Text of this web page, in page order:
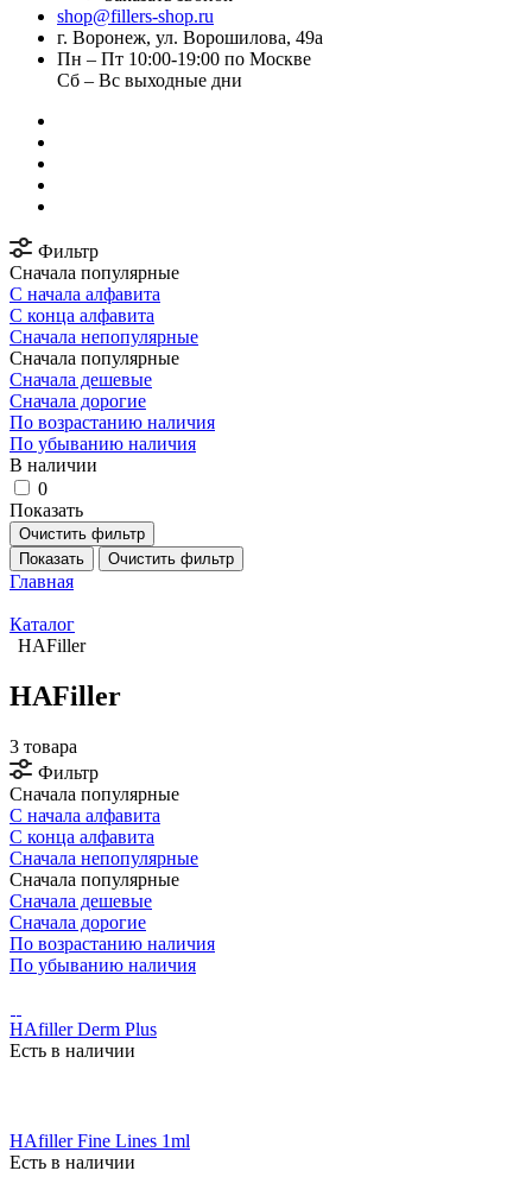
shop@fillers-shop.ru
г. Воронеж, ул. Ворошилова, 49а
Пн – Пт 10:00-19:00 по Москве
Сб – Вс выходные дни
Фильтр
Сначала популярные
С начала алфавита
С конца алфавита
Сначала непопулярные
Сначала популярные
Сначала дешевые
Сначала дорогие
По возрастанию наличия
По убыванию наличия
В наличии
0
Показать
Очистить фильтр
Показать
Очистить фильтр
Главная
Каталог
HAFiller
HAFiller
3 товара
Фильтр
Сначала популярные
С начала алфавита
С конца алфавита
Сначала непопулярные
Сначала популярные
Сначала дешевые
Сначала дорогие
По возрастанию наличия
По убыванию наличия
HAfiller Derm Plus
Есть в наличии
HAfiller Fine Lines 1ml
Есть в наличии